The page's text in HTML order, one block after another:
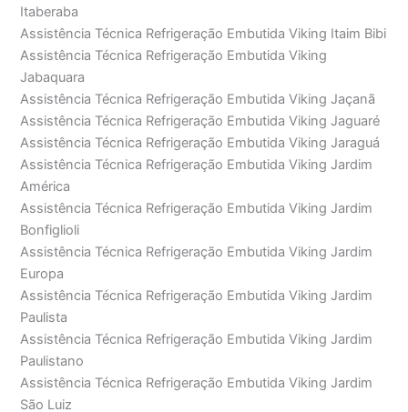
Itaberaba
Assistência Técnica Refrigeração Embutida Viking Itaim Bibi
Assistência Técnica Refrigeração Embutida Viking
Jabaquara
Assistência Técnica Refrigeração Embutida Viking Jaçanã
Assistência Técnica Refrigeração Embutida Viking Jaguaré
Assistência Técnica Refrigeração Embutida Viking Jaraguá
Assistência Técnica Refrigeração Embutida Viking Jardim
América
Assistência Técnica Refrigeração Embutida Viking Jardim
Bonfiglioli
Assistência Técnica Refrigeração Embutida Viking Jardim
Europa
Assistência Técnica Refrigeração Embutida Viking Jardim
Paulista
Assistência Técnica Refrigeração Embutida Viking Jardim
Paulistano
Assistência Técnica Refrigeração Embutida Viking Jardim
São Luiz